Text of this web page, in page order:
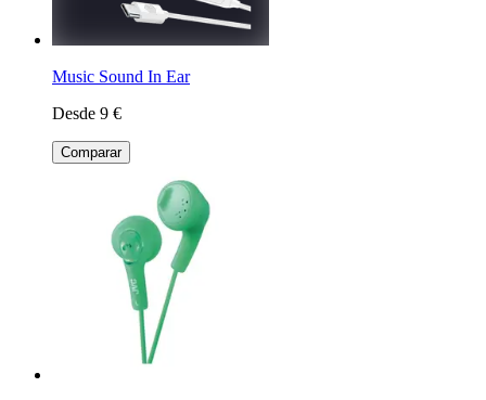
Music Sound In Ear
Desde 9 €
Comparar